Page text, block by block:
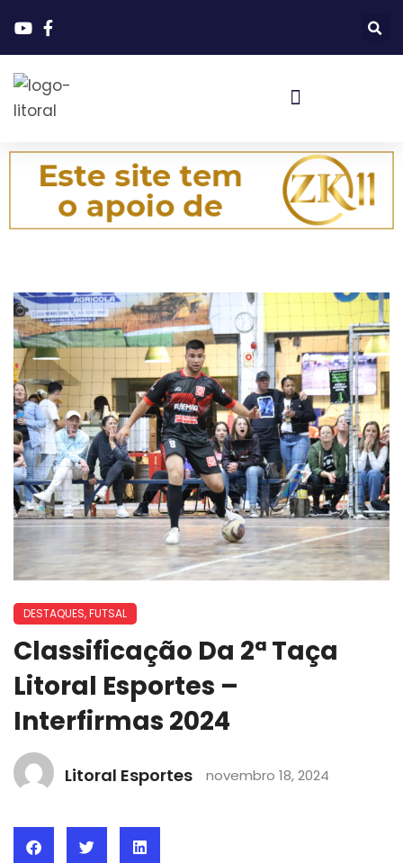
DESTAQUES,FUTSAL
Classificação Da 2ª Taça
Litoral Esportes –
Interfirmas 2024
Litoral Esportes novembro 18, 2024